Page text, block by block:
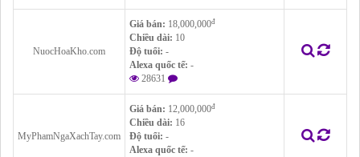
NuocHoaKho.com
Giá bán: 18,000,000đ
Chiều dài: 10
Độ tuổi: -
Alexa quốc tế: -
28631
MyPhamNgaXachTay.com
Giá bán: 12,000,000đ
Chiều dài: 16
Độ tuổi: -
Alexa quốc tế: -